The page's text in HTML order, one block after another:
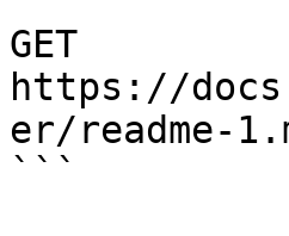
GET
https://
er/readme-
```